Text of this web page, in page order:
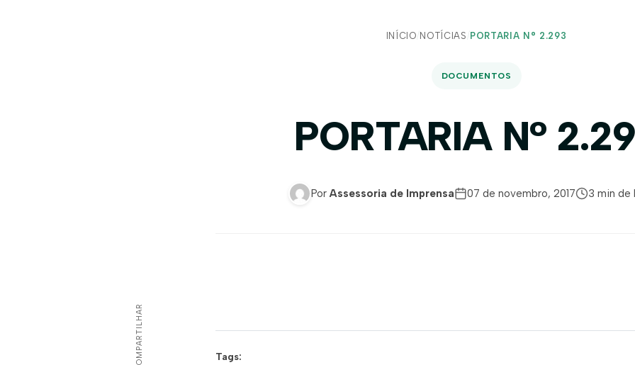
INÍCIO/ NOTÍCIAS / PORTARIA N° 2.293
DOCUMENTOS
PORTARIA N°
Por Assessoria de Imprensa 07 de novembro, 2017 3 min de
COMPARTILHAR Tags: